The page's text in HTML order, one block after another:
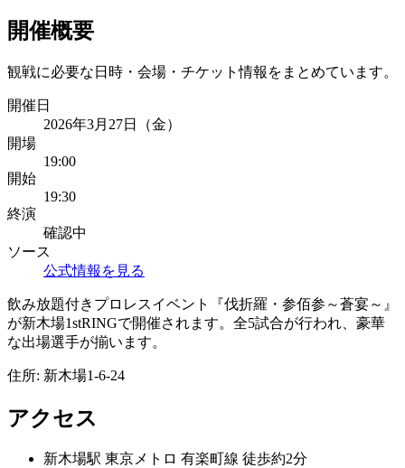
開催概要
観戦に必要な日時・会場・チケット情報をまとめています。
開催日
2026年3月27日（金）
開場
19:00
開始
19:30
終演
確認中
ソース
公式情報を見る
飲み放題付きプロレスイベント『伐折羅・参佰参～蒼宴～』
が新木場1stRINGで開催されます。全5試合が行われ、豪華
な出場選手が揃います。
住所: 新木場1-6-24
アクセス
新木場駅 東京メトロ 有楽町線 徒歩約2分